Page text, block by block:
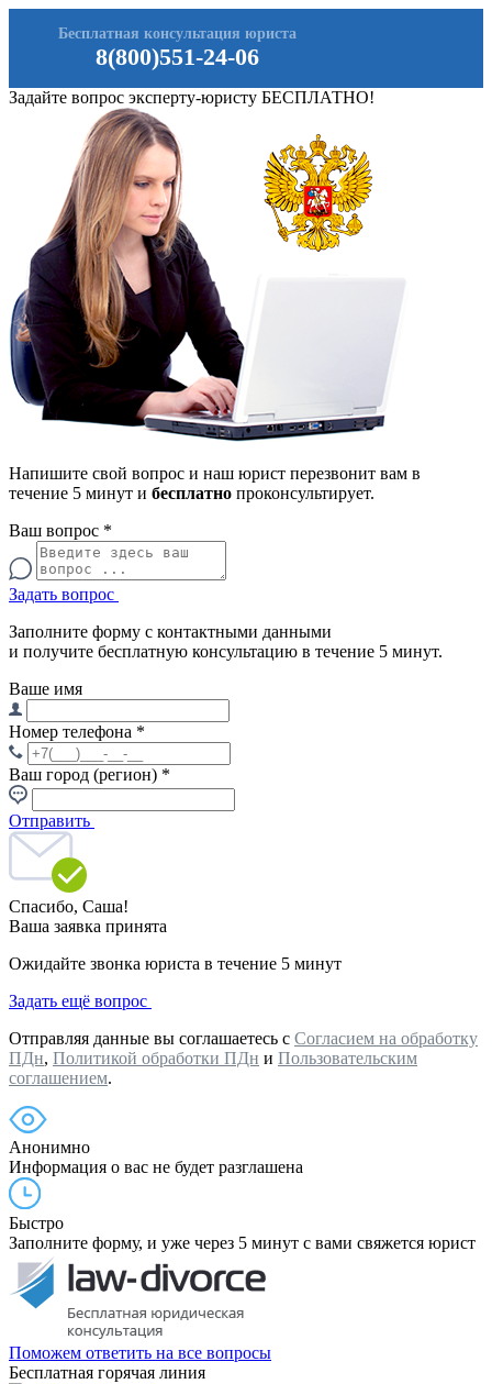
8(800)551-24-06
Бесплатная консультация юриста
Задайте вопрос эксперту-юристу БЕСПЛАТНО!
Напишите свой вопрос и наш юрист перезвонит вам в
течение 5 минут и бесплатно проконсультирует.
Ваш вопрос *
Задать вопрос
Заполните форму с контактными данными
и получите бесплатную консультацию в течение 5 минут.
Ваше имя
Номер телефона *
Ваш город (регион) *
Отправить
Спасибо, Саша!
Ваша заявка принята
Ожидайте звонка юриста в течение 5 минут
Задать ещё вопрос
Отправляя данные вы соглашаетесь с Согласием на обработку
ПДн, Политикой обработки ПДн и Пользовательским
соглашением.
Анонимно
Информация о вас не будет разглашена
Быстро
Заполните форму, и уже через 5 минут с вами свяжется юрист
Поможем ответить на все вопросы
Бесплатная горячая линия